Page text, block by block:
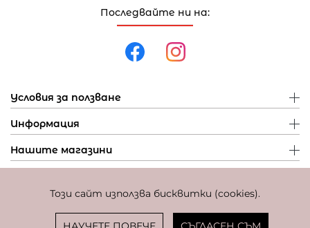
Този сайт използва бисквитки (cookies).
Последвайте ни на:
Условия за ползване
Информация
Нашите магазини
Фиксиран курс за превалутиране: 1 EUR = 1,95583 BGN